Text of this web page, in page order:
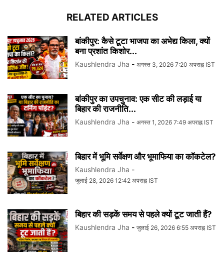
RELATED ARTICLES
बांकीपुर: कैसे टूटा भाजपा का अभेद्य किला, क्यों
बना प्रशांत किशोर...
Kaushlendra Jha - अगस्त 3, 2026 7:20 अपराह्न IST
बांकीपुर का उपचुनाव: एक सीट की लड़ाई या
बिहार की राजनीति...
Kaushlendra Jha - अगस्त 1, 2026 7:49 अपराह्न IST
बिहार में भूमि सर्वेक्षण और भूमाफिया का कॉकटेल?
Kaushlendra Jha -
जुलाई 28, 2026 12:42 अपराह्न IST
बिहार की सड़कें समय से पहले क्यों टूट जाती हैं?
Kaushlendra Jha - जुलाई 26, 2026 6:55 अपराह्न IST